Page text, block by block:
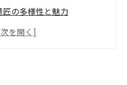
の多様性と魅力
作品と代表的な彫刻家たち